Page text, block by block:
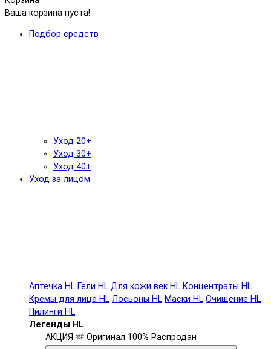
Ваша корзина пуста!
Подбор средств
Уход 20+
Уход 30+
Уход 40+
Уход за лицом
Аптечка HL Гели HL Для кожи век HL Концентраты HL
Кремы для лица HL Лосьоны HL Маски HL Очищение HL
Пилинги HL
Легенды HL
АКЦИЯ 🫶 Оригинал 100% Распродан